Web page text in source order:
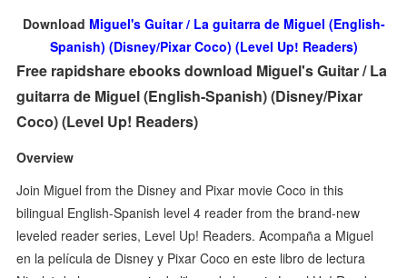
Download Miguel's Guitar / La guitarra de Miguel (English-
Spanish) (Disney/Pixar Coco) (Level Up! Readers)
Free rapidshare ebooks download Miguel's Guitar / La
guitarra de Miguel (English-Spanish) (Disney/Pixar
Coco) (Level Up! Readers)
Overview
Join Miguel from the Disney and Pixar movie Coco in this
bilingual English-Spanish level 4 reader from the brand-new
leveled reader series, Level Up! Readers. Acompaña a Miguel
en la película de Disney y Pixar Coco en este libro de lectura